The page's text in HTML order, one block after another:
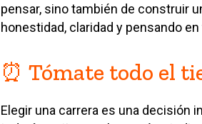
pensar, sino también de construir
honestidad, claridad y pensando
⏰ Tómate todo el
Elegir una carrera es una decisión